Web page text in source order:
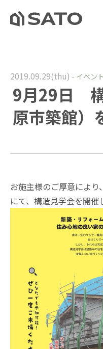
9月29日
原市築館）
2019.09.29(thu) - イベン
お施主様のご厚意によ
にて、構造見学会を開催